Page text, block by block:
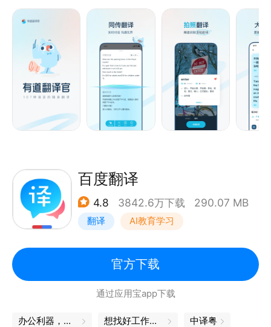
内首个教育领域大模型「子曰」大模型，翻译质量位居
全球前列
· 2023-2025连续3年获评【Quest Mobile行业用户
规模NO.1】
网络翻译引擎技术YNMT，相比传统的机器翻译，翻译
准确率显著提升，翻译更准确。学英语用网易有道词
典，翻译就用有道翻译官。
【翻译功能】
翻译语种：支持英语、日语、韩语、法语、俄语、西班
牙语等107种语言翻译，覆盖186个国家，英语翻译、
出国翻译、旅行翻译、旅游购物都不用担心。
法语、西班牙语、葡萄牙语、越南语等。
AR翻译：实景AR翻译，无需拍照，摄像头扫描即可实
时翻译。
同传翻译：流式语音识别，随说随译。
一拍即译，无需手动输入便可快速翻译英语、日语等多
种语言，满足出国翻译、旅行翻译、旅游购物翻译、英
语学习翻译等需求。
文本翻译：输入文本即可翻译，支持107种语言翻译。
百度翻译
4.8 3842.6万下载 290.07 MB
翻译 AI教育学习
官方下载
通过应用宝app下载
办公利器，让工作更轻松 想找好工作？试试这款APP 中译粤